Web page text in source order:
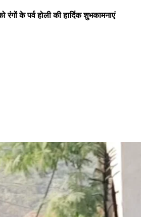
रंगों के पर्व होली की हार्दिक शुभकामनाएं